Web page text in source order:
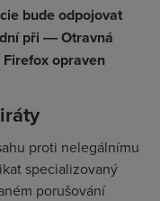
bude odpojovat
při ― Otravná
opraven
proti nelegálnímu
specializovaný
porušování